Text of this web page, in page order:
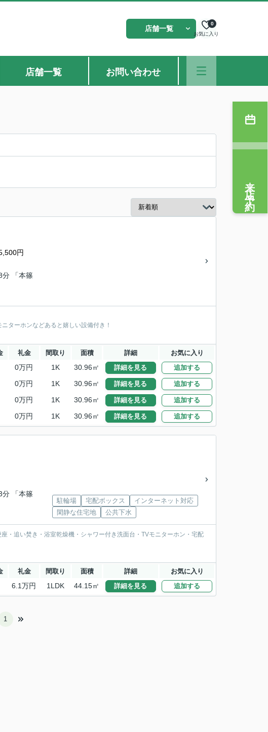
店舗一覧
お気に入り
0
店舗一覧 お問い合わせ
円
分 「本篠
ターホンなどあると嬉しい設備付き！
礼金 間取り 面積 詳細 お気に入り
0万円 1K 30.96㎡ 詳細を見る 追加する
0万円 1K 30.96㎡ 詳細を見る 追加する
0万円 1K 30.96㎡ 詳細を見る 追加する
0万円 1K 30.96㎡ 詳細を見る 追加する
分 「本篠
駐輪場 宅配ボックス
インターネット対応
閑静な住宅地
公共下水
・追い焚き・浴室乾燥機・シャワー付き洗面台・TVモニターホン・宅配
礼金 間取り 面積 詳細 お気に入り
6.1万円 1LDK 44.15㎡ 詳細を見る 追加する
1
来店予約